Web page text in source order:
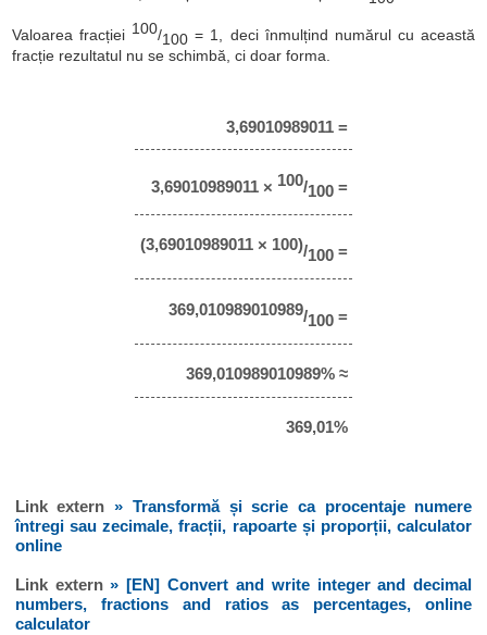
Valoarea fracției 100/100 = 1, deci înmulțind numărul cu această
fracție rezultatul nu se schimbă, ci doar forma.
3,69010989011 =
3,69010989011 × 100/100=
(3,69010989011 × 100)/100=
369,010989010989/100=
369,010989010989% ≈
369,01%
Link extern» Transformă și scrie ca procentaje numere
întregi sau zecimale, fracții, rapoarte și proporții, calculator
online
Link extern» [EN] Convert and write integer and decimal
numbers, fractions and ratios as percentages, online
calculator